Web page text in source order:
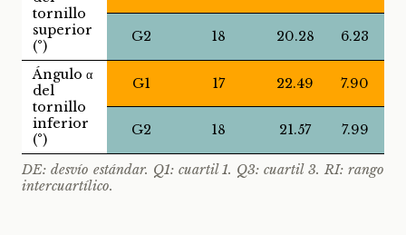
tornillo
superior
(°)
G2 18 20.28 6.23
Ángulo α
del
tornillo
inferior
(°)
G1 17 22.49 7.90
G2 18 21.57 7.99
DE: desvío estándar. Q1: cuartil 1. Q3: cuartil 3. RI: rango
intercuartílico.